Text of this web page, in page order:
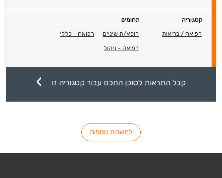
קטגוריה
תחומים
רפואה / בריאות
רופא/ת שיניים רפואה - כללי
רפואה - ניהול
קבל התראות לסוכן החכם עבור קטגוריה זו
למשרות נוספות